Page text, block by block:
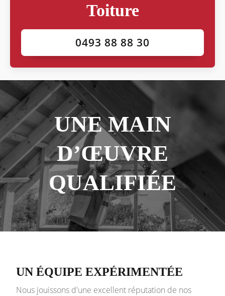
Toiture
0493 88 88 30
UNE MAIN
D’ŒUVRE
QUALIFIÉE
UN ÉQUIPE EXPÉRIMENTÉE
Nous jouissons d'une excellent réputation de nos